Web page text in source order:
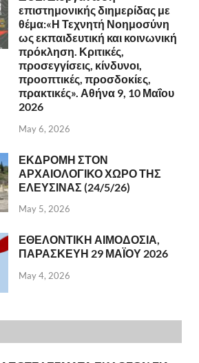
επιστημονικής διημερίδας με
θέμα:«Η Τεχνητή Νοημοσύνη
ως εκπαιδευτική και κοινωνική
πρόκληση. Κριτικές,
προσεγγίσεις, κίνδυνοι,
προοπτικές, προσδοκίες,
πρακτικές». Αθήνα 9, 10 Μαΐου
2026
May 6, 2026
ΕΚΔΡΟΜΗ ΣΤΟΝ
ΑΡΧΑΙΟΛΟΓΙΚΟ ΧΩΡΟ ΤΗΣ
ΕΛΕΥΣΙΝΑΣ (24/5/26)
May 5, 2026
ΕΘΕΛΟΝΤΙΚΗ ΑΙΜΟΔΟΣΙΑ,
ΠΑΡΑΣΚΕΥΗ 29 ΜΑΪΟΥ 2026
May 4, 2026